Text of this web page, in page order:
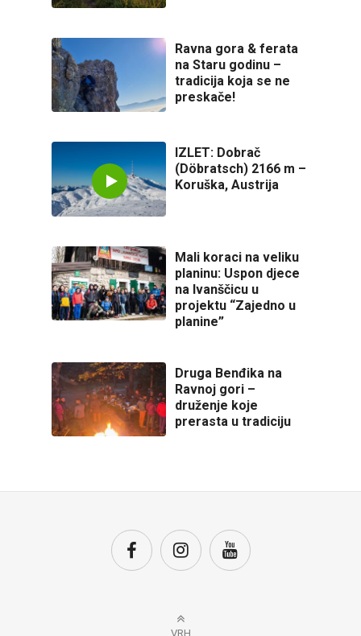
Ravna gora & ferata
na Staru godinu –
tradicija koja se ne
preskače!
IZLET: Dobrač
(Döbratsch) 2166 m –
Koruška, Austrija
Mali koraci na veliku
planinu: Uspon djece
na Ivanščicu u
projektu “Zajedno u
planine”
Druga Benđika na
Ravnoj gori –
druženje koje
prerasta u tradiciju
VRH